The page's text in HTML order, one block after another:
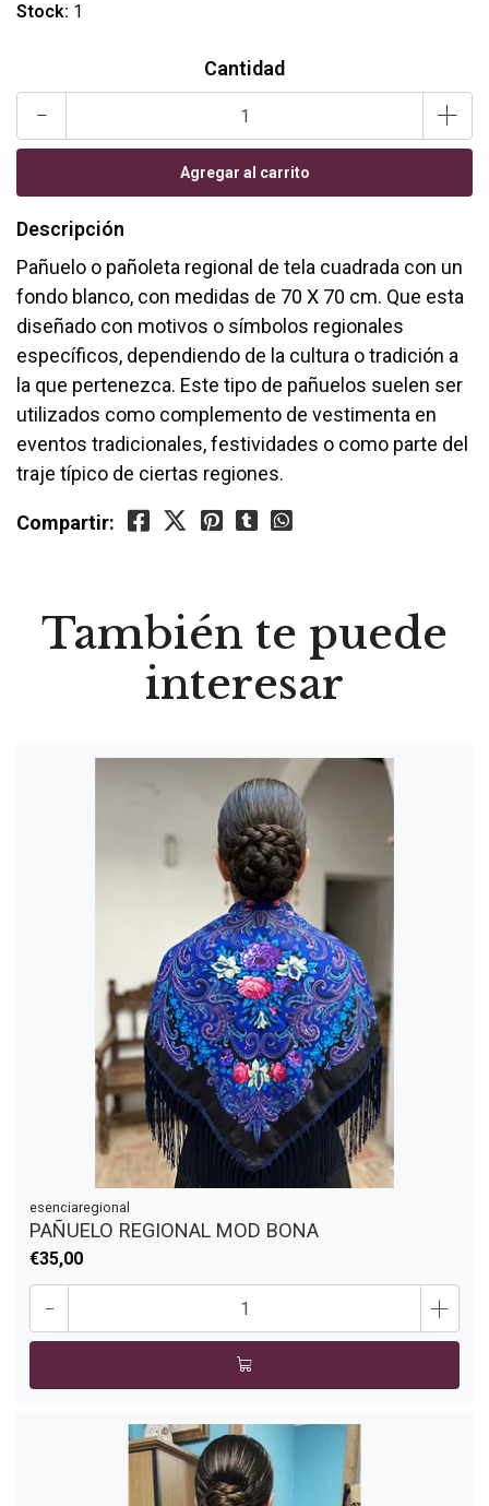
Stock: 1
Cantidad
- +
Descripción
Pañuelo o pañoleta regional de tela cuadrada con un
fondo blanco, con medidas de 70 X 70 cm. Que esta
diseñado con motivos o símbolos regionales
específicos, dependiendo de la cultura o tradición a
la que pertenezca. Este tipo de pañuelos suelen ser
utilizados como complemento de vestimenta en
eventos tradicionales, festividades o como parte del
traje típico de ciertas regiones.
Compartir:
También te puede
interesar
esenciaregional
PAÑUELO REGIONAL MOD BONA
€35,00
- +